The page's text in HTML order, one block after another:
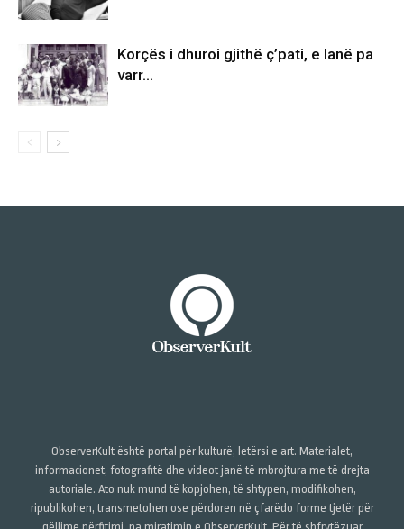
Korçës i dhuroi gjithë ç’pati, e lanë pa
varr…
ObserverKult është portal për kulturë, letërsi e art. Materialet,
informacionet, fotografitë dhe videot janë të mbrojtura me të drejta
autoriale. Ato nuk mund të kopjohen, të shtypen, modifikohen,
ripublikohen, transmetohen ose përdoren në çfarëdo forme tjetër për